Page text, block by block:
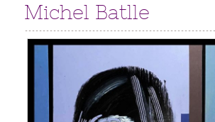
Michel Batlle